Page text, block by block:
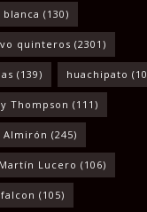
(130)
quinteros (2301)
(139) huachipato
Thompson (111)
Almirón (245)
Lucero (106)
(105)